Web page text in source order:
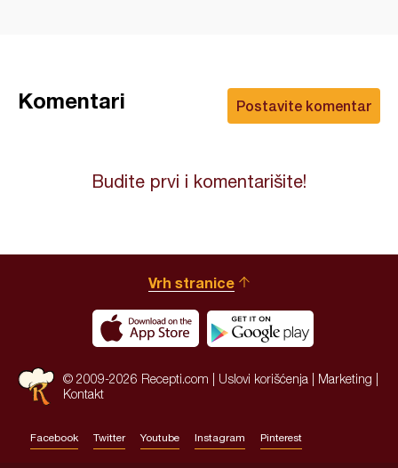
Postavite komentar
Komentari
Budite prvi i komentarišite!
Vrh stranice
© 2009-2026 Recepti.com | Uslovi korišćenja Marketing
Kontakt
Facebook Twitter Youtube Instagram Pinterest